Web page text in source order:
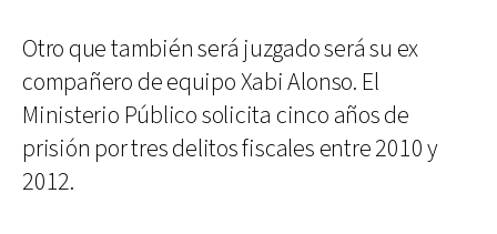
Otro que también será juzgado será su ex
compañero de equipo Xabi Alonso. El
Ministerio Público solicita cinco años de
prisión por tres delitos fiscales entre 2010 y
2012.